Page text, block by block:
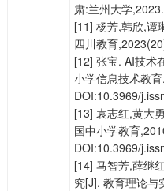
肃:兰州大学,2023.
[11] 杨芳,韩欣,谭
四川教育
[12] 张宝. AI技术
小学信息技术教
DOI:10.3969/
[13] 袁志红,黄大
国中小学教育
DOI:10.3969/
[14] 马智芳,薛继
究[J]. 教育理论